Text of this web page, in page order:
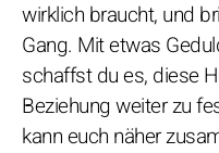
wirklich braucht, und
Gang. Mit etwas
schaffst du es, diese
Beziehung weiter zu
kann euch näher